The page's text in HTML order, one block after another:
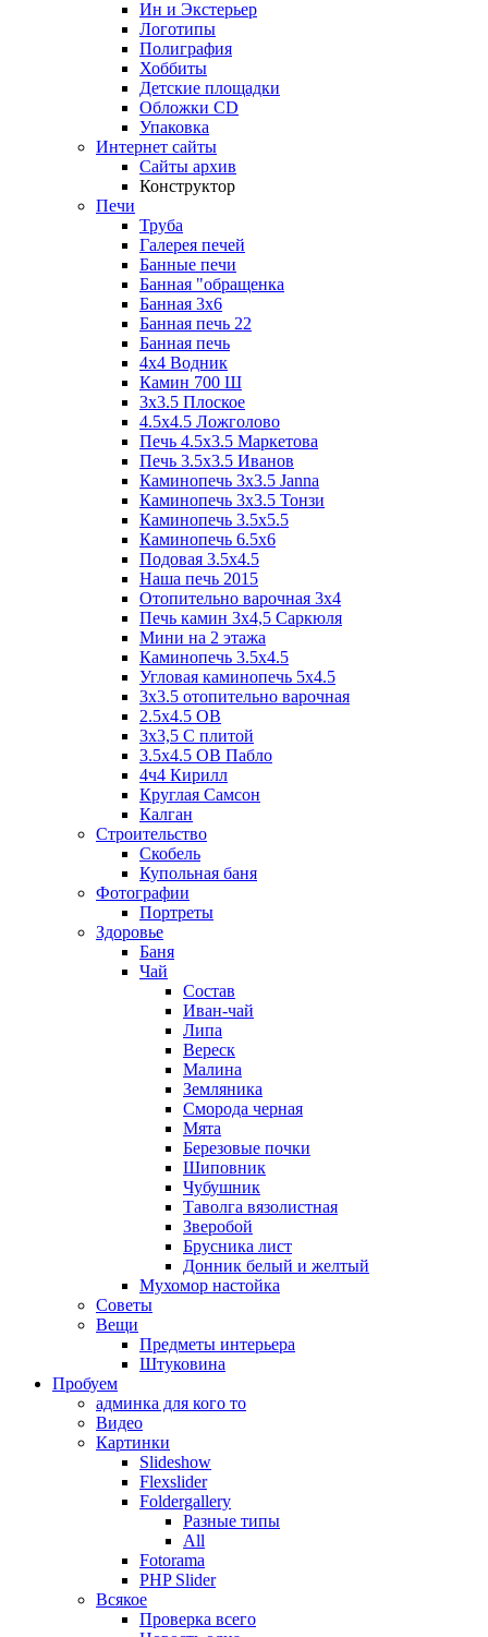
Ин и Экстерьер
Логотипы
Полиграфия
Хоббиты
Детские площадки
Обложки CD
Упаковка
Интернет сайты
Сайты архив
Конструктор
Печи
Труба
Галерея печей
Банные печи
Банная "обращенка
Банная 3х6
Банная печь 22
Банная печь
4х4 Водник
Камин 700 Ш
3x3.5 Плоское
4.5x4.5 Ложголово
Печь 4.5x3.5 Маркетова
Печь 3.5x3.5 Иванов
Каминопечь 3x3.5 Janna
Каминопечь 3x3.5 Тонзи
Каминопечь 3.5х5.5
Каминопечь 6.5x6
Подовая 3.5х4.5
Наша печь 2015
Отопительно варочная 3х4
Печь камин 3х4,5 Саркюля
Мини на 2 этажа
Каминопечь 3.5х4.5
Угловая каминопечь 5х4.5
3х3.5 отопительно варочная
2.5х4.5 ОВ
3х3,5 C плитой
3.5х4.5 ОВ Пабло
4ч4 Кирилл
Круглая Самсон
Калган
Строительство
Скобель
Купольная баня
Фотографии
Портреты
Здоровье
Баня
Чай
Состав
Иван-чай
Липа
Вереск
Малина
Земляника
Сморода черная
Мята
Березовые почки
Шиповник
Чубушник
Таволга вязолистная
Зверобой
Брусника лист
Донник белый и желтый
Мухомор настойка
Советы
Вещи
Предметы интерьера
Штуковина
Пробуем
админка для кого то
Видео
Картинки
Slideshow
Flexslider
Foldergallery
Разные типы
All
Fotorama
PHP Slider
Всякое
Проверка всего